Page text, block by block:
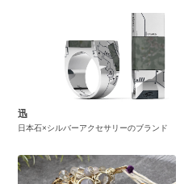
迅
日本石×シルバーアクセサリーのブランド